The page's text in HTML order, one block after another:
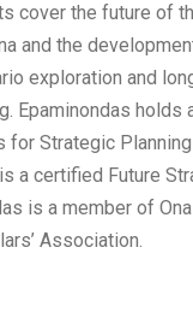
cover the future of
and the
exploration and
Epaminondas holds
for Strategic Planning
a certified Future
is a member of
Association.